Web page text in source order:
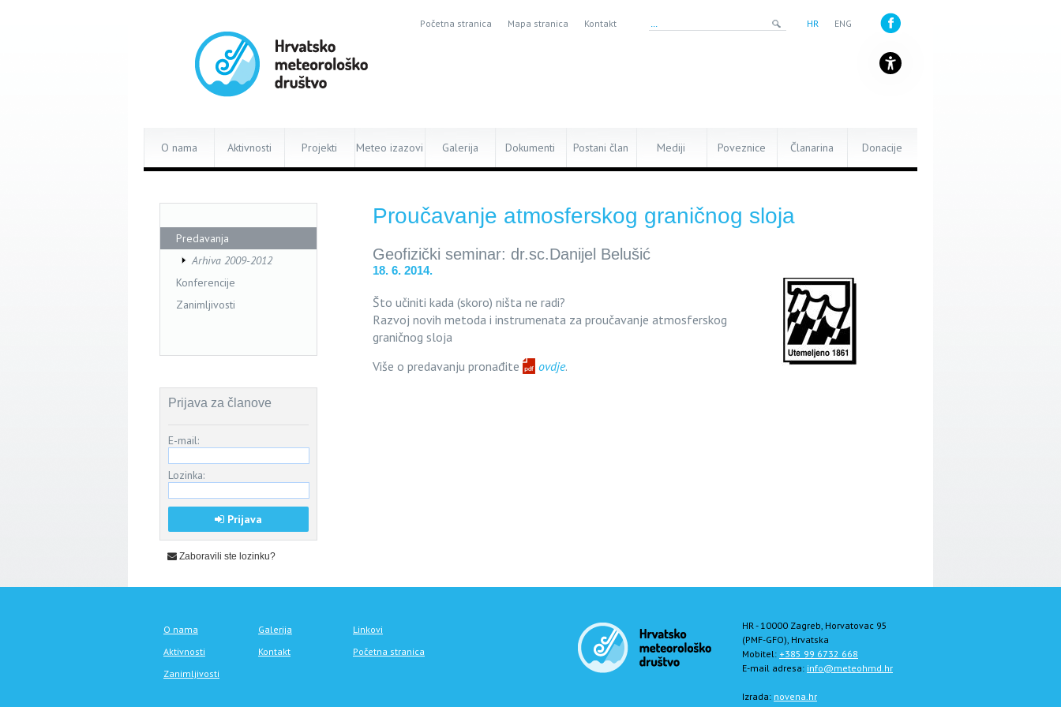
Početna stranica Mapa stranica Kontakt HR ENG
O nama Aktivnosti Projekti Meteo izazovi Galerija Dokumenti Postani član Mediji Poveznice Članarina Donacije
Proučavanje atmosferskog graničnog sloja
Geofizički seminar: dr.sc.Danijel Belušić
18. 6. 2014.
Što učiniti kada (skoro) ništa ne radi?
Razvoj novih metoda i instrumenata za proučavanje atmosferskog
graničnog sloja
Više o predavanju pronađite
ovdje.
Predavanja
Arhiva 2009-2012
Konferencije
Zanimljivosti
Prijava za članove
E-mail:
Lozinka:
Prijava
Zaboravili ste lozinku?
O nama Galerija
Linkovi
Aktivnosti
Kontakt
Početna stranica
Zanimljivosti
HR - 10000 Zagreb, Horvatovac 95
(PMF-GFO), Hrvatska
Mobitel: +385 99 6732 668
E-mail adresa: info@meteohmd.hr
Izrada: novena.hr